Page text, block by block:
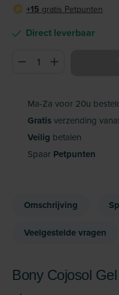
Direct leverbaar
Producthoeveelheid:
P +15 gratis Petpunten
Ma-Za voor 20u
Gratisverzending
Veilig betalen
Spaar Petpunten
Omschrijving
Veelgestelde vragen
Bony Cojosol